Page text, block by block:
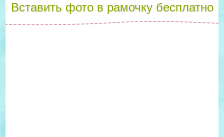
Вставить фото в рамочку бесплатно